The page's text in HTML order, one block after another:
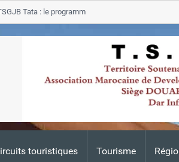
touristiques Tourisme
Tata : le programme de rehabilitation post-
sinistrees